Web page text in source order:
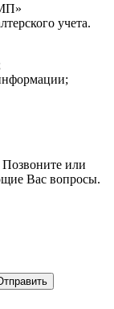
учета.
Позвоните или
Вас вопросы.